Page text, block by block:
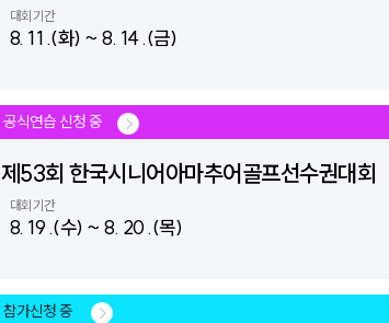
대회기간
8. 11 .(화) ~ 8. 14 .(금)
공식연습 신청 중
제53회 한국시니어아마추어골프선수권대회
대회기간
8. 19 .(수) ~ 8. 20 .(목)
참가신청 중